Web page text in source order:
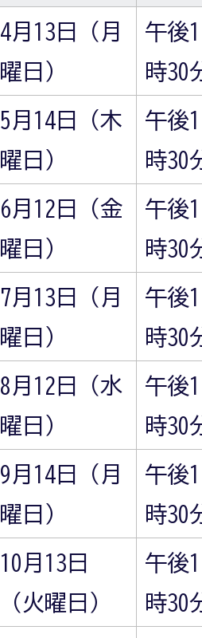
4月13日（月
曜日）
午後1
時30
5月14日（木
曜日）
午後1
時30
6月12日（金
曜日）
午後1
時30
7月13日（月
曜日）
午後1
時30
8月12日（水
曜日）
午後1
時30
9月14日（月
曜日）
午後1
時30
10月13日
（火曜日）
午後1
時30